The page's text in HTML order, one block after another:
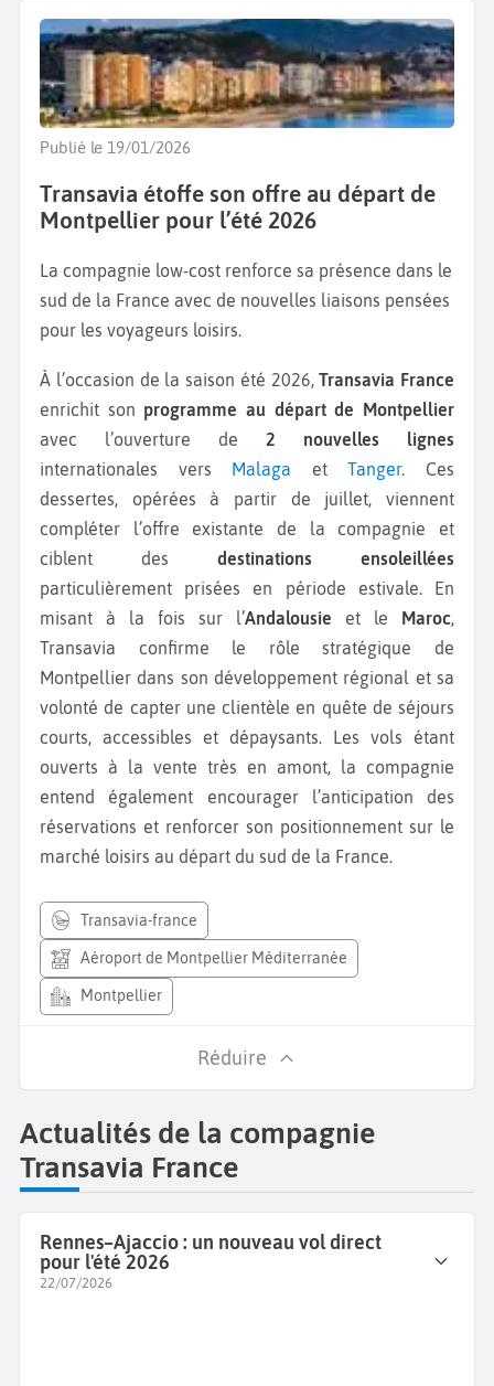
Publié le 19/01/2026
Transavia étoffe son offre au départ de
Montpellier pour l’été 2026
La compagnie low-cost renforce sa présence dans le
sud de la France avec de nouvelles liaisons pensées
pour les voyageurs loisirs.
À l’occasion de la saison été 2026,Transavia France
enrichit son programme au départ de Montpellier
avec l’ouverture de 2 nouvelles lignes
internationales vers Malaga etTanger. Ces
dessertes, opérées à partir de juillet, viennent
compléter l’offre existante de la compagnie et
ciblent des destinations ensoleillées
particulièrement prisées en période estivale. En
misant à la fois sur l’Andalousie et le Maroc,
Transavia confirme le rôle stratégique de
Montpellier dans son développement régional et sa
volonté de capter une clientèle en quête de séjours
courts, accessibles et dépaysants. Les vols étant
ouverts à la vente très en amont, la compagnie
entend également encourager l’anticipation des
réservations et renforcer son positionnement sur le
marché loisirs au départ du sud de la France.
transavia-france
Aéroport de Montpellier Méditerranée
Montpellier
Réduire
Actualités de la compagnie
Transavia France
Rennes–Ajaccio : un nouveau vol direct
pour l'été 2026
22/07/2026